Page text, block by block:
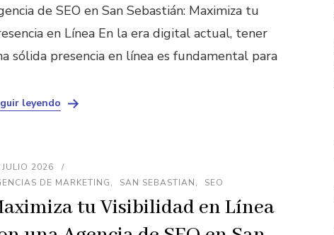
de SEO en San Sebastián: Maximiza tu
en Línea En la era digital actual, tener
sólida presencia en línea es fundamental para
leyendo
JULIO 2026
DE MARKETING
SAN SEBASTIAN SEO
tu Visibilidad en Línea